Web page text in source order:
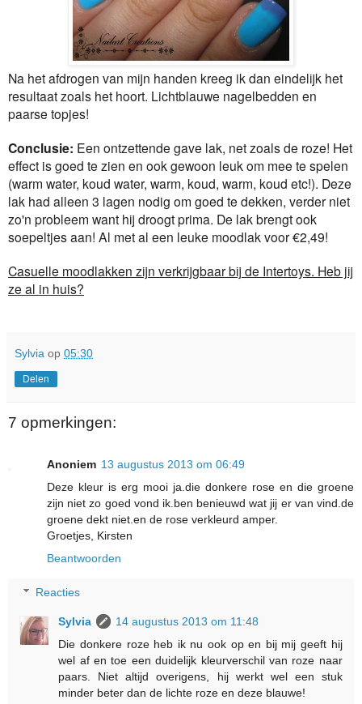
Na het afdrogen van mijn handen kreeg ik dan eindelijk het
resultaat zoals het hoort. Lichtblauwe nagelbedden en
paarse topjes!
Conclusie: Een ontzettende gave lak, net zoals de roze! Het
effect is goed te zien en ook gewoon leuk om mee te spelen
(warm water, koud water, warm, koud, warm, koud etc!). Deze
lak had alleen 3 lagen nodig om goed te dekken, verder niet
zo'n probleem want hij droogt prima. De lak brengt ook
soepeltjes aan! Al met al een leuke moodlak voor €2,49!
Casuelle moodlakken zijn verkrijgbaar bij de Intertoys. Heb jij
ze al in huis?
Sylvia op 05:30
Delen
7 opmerkingen:
Anoniem 13 augustus 2013 om 06:49
Deze kleur is erg mooi ja.die donkere rose en die groene
zijn niet zo goed vond ik.ben benieuwd wat jij er van vind.de
groene dekt niet.en de rose verkleurd amper.
Groetjes, Kirsten
Beantwoorden
Reacties
Sylvia
14 augustus 2013 om 11:48
Die donkere roze heb ik nu ook op en bij mij geeft hij
wel af en toe een duidelijk kleurverschil van roze naar
paars. Niet altijd overigens, hij werkt wel een stuk
minder beter dan de lichte roze en deze blauwe!